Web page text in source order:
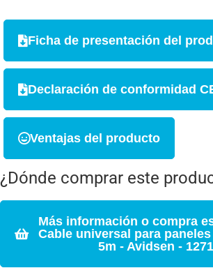
Ficha de presentación del
Declaración de conformidad
Ventajas del producto
¿Dónde comprar este
Más información o compra
Cable universal para
5m - Avidsen -